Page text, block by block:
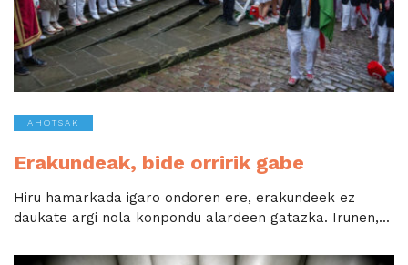
AHOTSAK
Erakundeak, bide orririk gabe
Hiru hamarkada igaro ondoren ere, erakundeek ez
daukate argi nola konpondu alardeen gatazka. Irunen,...